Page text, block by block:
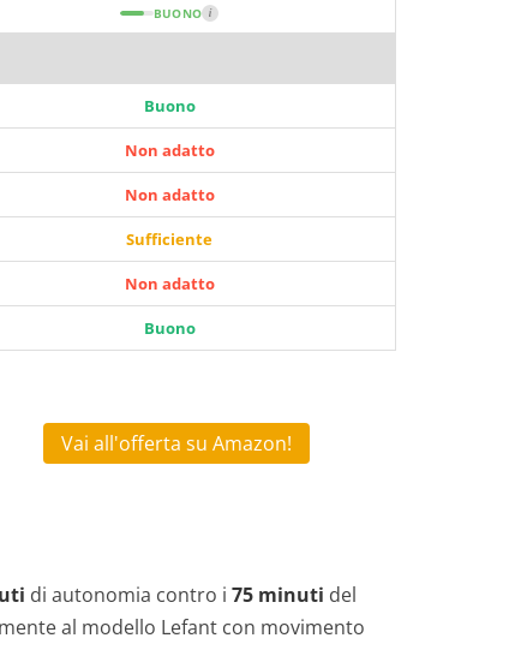
BUONO i
Buono
Non adatto
Non adatto
Sufficiente
Non adatto
Buono
Vai all'offerta su Amazon!
di autonomia contro i 75 minuti del
al modello Lefant con movimento